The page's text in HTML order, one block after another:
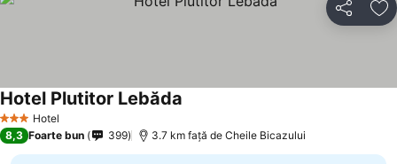
Distribuiți
3 SteleHotel
Hotel Plutitor Lebăda
8,3 Foarte bun 399 3.7 km faţă de Cheile Bicazului